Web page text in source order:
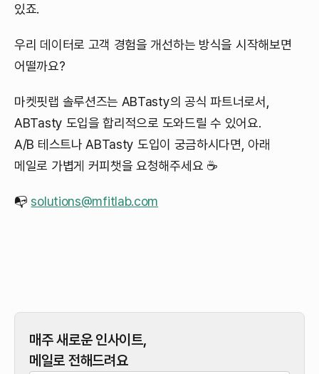
있죠.
우리 데이터로 고객 경험을 개선하는 방식을 시작해보면
어떨까요?
마켓핏랩 솔루션즈는 ABTasty의 공식 파트너로서,
ABTasty 도입을 합리적으로 도와드릴 수 있어요.
A/B 테스트나 ABTasty 도입이 궁금하시다면, 아래
메일로 가볍게 커피챗을 요청해주세요 ☕
📭solutions@mfitlab.com
매주 새로운 인사이트,
메일로 전해드려요